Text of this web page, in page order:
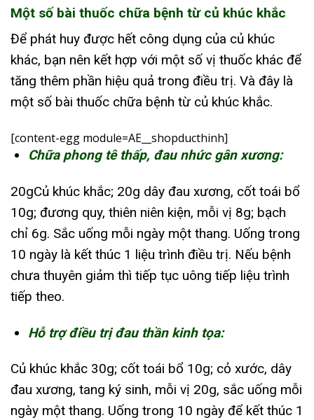
Một số bài thuốc chữa bệnh từ củ khúc khắc
Để phát huy được hết công dụng của củ khúc
khác, bạn nên kết hợp với một số vị thuốc khác để
tăng thêm phần hiệu quả trong điều trị. Và đây là
một số bài thuốc chữa bệnh từ củ khúc khắc.
[content-egg module=AE__shopducthinh]
Chữa phong tê thấp, đau nhức gân xương:
20gCủ khúc khắc; 20g dây đau xương, cốt toái bổ
10g; đương quy, thiên niên kiện, mỗi vị 8g; bạch
chỉ 6g. Sắc uống mỗi ngày một thang. Uống trong
10 ngày là kết thúc 1 liệu trình điều trị. Nếu bệnh
chưa thuyên giảm thì tiếp tục uông tiếp liệu trình
tiếp theo.
Hỗ trợ điều trị đau thần kinh tọa:
Củ khúc khắc 30g; cốt toái bổ 10g; cỏ xước, dây
đau xương, tang ký sinh, mỗi vị 20g, sắc uống mỗi
ngày một thang. Uống trong 10 ngày để kết thúc 1